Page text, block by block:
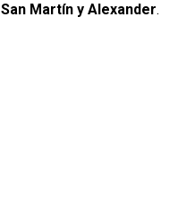
San Martín y Alexander.